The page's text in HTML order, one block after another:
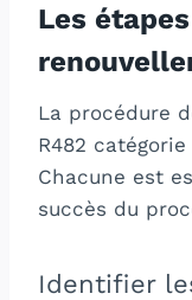
Les
La procédure
R482
Chacune est
succès du
Identifier